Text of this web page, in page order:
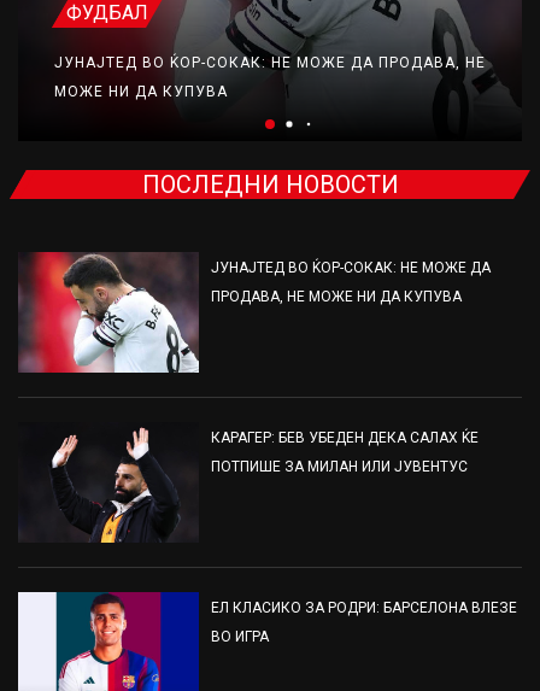
ФУДБАЛ
ЈУНАЈТЕД ВО ЌОР-СОКАК: НЕ МОЖЕ ДА ПРОДАВА, НЕ
МОЖЕ НИ ДА КУПУВА
ПОСЛЕДНИ НОВОСТИ
ЈУНАЈТЕД ВО ЌОР-СОКАК: НЕ МОЖЕ ДА
ПРОДАВА, НЕ МОЖЕ НИ ДА КУПУВА
КАРАГЕР: БЕВ УБЕДЕН ДЕКА САЛАХ ЌЕ
ПОТПИШЕ ЗА МИЛАН ИЛИ ЈУВЕНТУС
ЕЛ КЛАСИКО ЗА РОДРИ: БАРСЕЛОНА ВЛЕЗЕ
ВО ИГРА